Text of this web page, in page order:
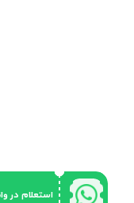
استعلام در